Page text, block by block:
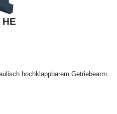
hochklappbarem Getriebearm.